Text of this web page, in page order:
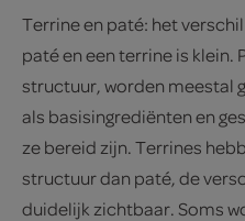
Terrine en paté: het
paté en een terrine is klein.
structuur, worden meestal
als basisingrediënten en
ze bereid zijn. Terrines
structuur dan paté, de
duidelijk zichtbaar. Soms